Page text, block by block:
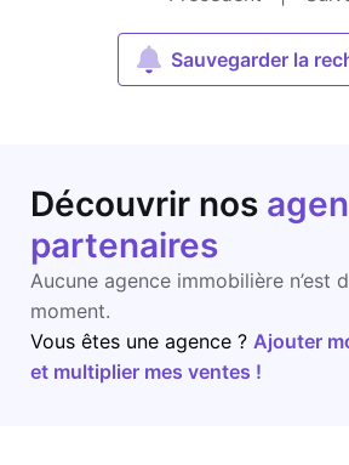
Sauvegarder la
Découvrir nos
partenaires
Aucune agence immobilière n’est
moment.
Vous êtes une agence ? Ajouter
et multiplier mes ventes !